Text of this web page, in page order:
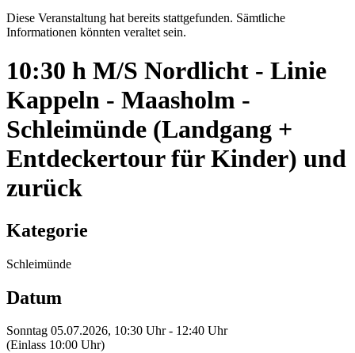
Diese Veranstaltung hat bereits stattgefunden. Sämtliche
Informationen könnten veraltet sein.
10:30 h M/S Nordlicht - Linie
Kappeln - Maasholm -
Schleimünde (Landgang +
Entdeckertour für Kinder) und
zurück
Kategorie
Schleimünde
Datum
Sonntag 05.07.2026, 10:30 Uhr - 12:40 Uhr
(Einlass 10:00 Uhr)